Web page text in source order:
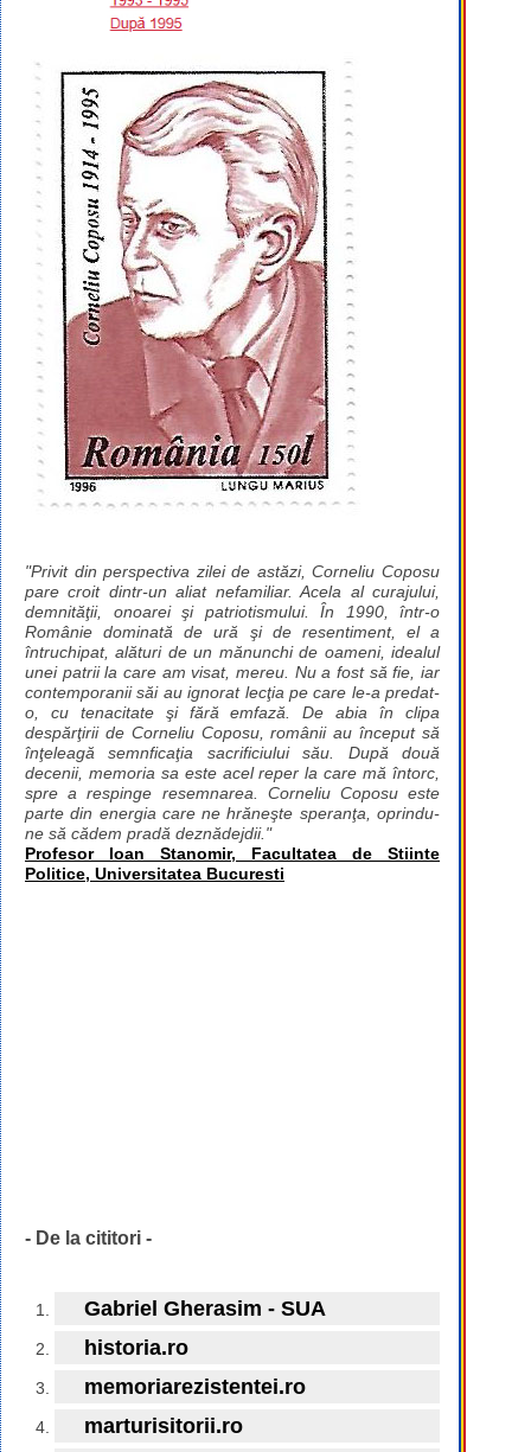
"Privit din perspectiva zilei de astăzi, Corneliu Coposu
pare croit dintr-un aliat nefamiliar. Acela al curajului,
demnităţii, onoarei şi patriotismului. În 1990, într-o
Românie dominată de ură şi de resentiment, el a
întruchipat, alături de un mănunchi de oameni, idealul
unei patrii la care am visat, mereu. Nu a fost să fie, iar
contemporanii săi au ignorat lecţia pe care le-a predat-
o, cu tenacitate şi fără emfază. De abia în clipa
despărţirii de Corneliu Coposu, românii au început să
înţeleagă semnficaţia sacrificiului său. După două
decenii, memoria sa este acel reper la care mă întorc,
spre a respinge resemnarea. Corneliu Coposu este
parte din energia care ne hrăneşte speranţa, oprindu-
ne să cădem pradă deznădejdii."
Profesor Ioan Stanomir, Facultatea de Stiinte
Politice, Universitatea Bucuresti
- De la cititori -
Gabriel Gherasim - SUA
historia.ro
memoriarezistentei.ro
marturisitorii.ro